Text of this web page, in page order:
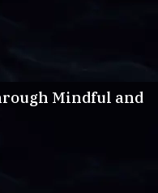
Mindful and